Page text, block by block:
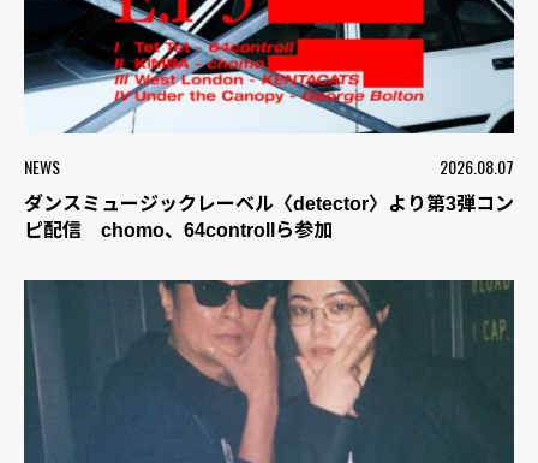
NEWS 2026.08.07
ダンスミュージックレーベル〈detector〉より第3弾コン
ピ配信 chomo、64controllら参加